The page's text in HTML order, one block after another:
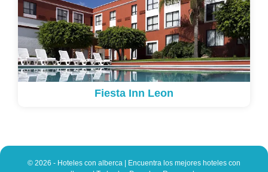
Fiesta Inn Leon
© 2026 - Hoteles con alberca | Encuentra los mejores hoteles con